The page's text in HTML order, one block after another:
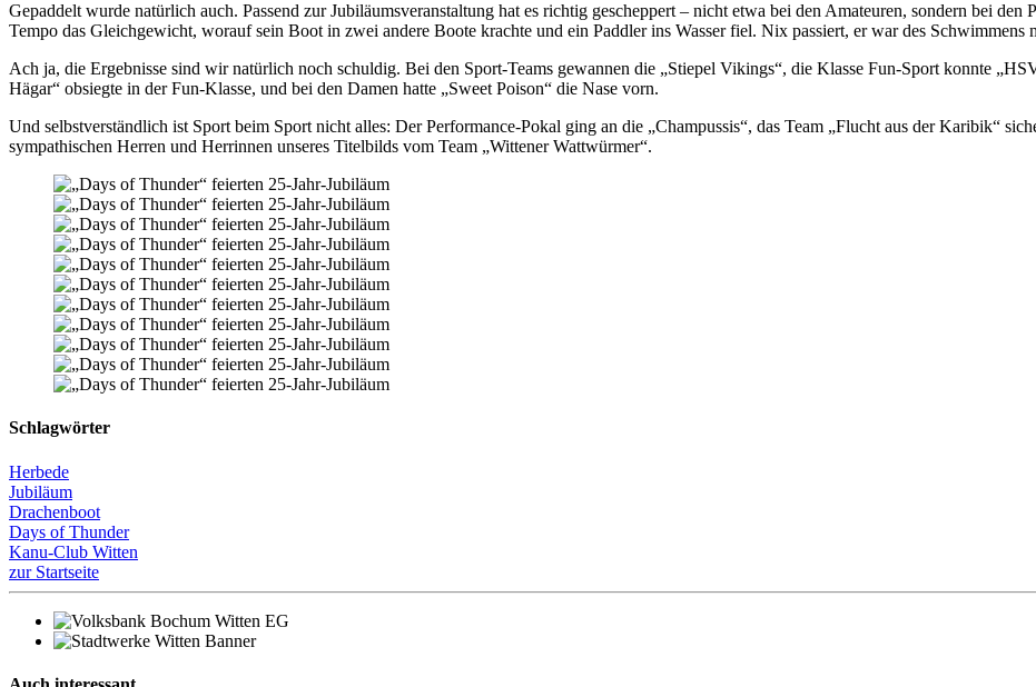
Gepaddelt wurde natürlich auch. Passend zur Jubiläumsveranstaltung hat es richtig gescheppert – nicht etwa bei den Amateuren, sondern bei
Tempo das Gleichgewicht, worauf sein Boot in zwei andere Boote krachte und ein Paddler ins Wasser fiel. Nix passiert, er war des
Ach ja, die Ergebnisse sind wir natürlich noch schuldig. Bei den Sport-Teams gewannen die „Stiepel Vikings“, die Klasse Fun-Sport konnte
Hägar“ obsiegte in der Fun-Klasse, und bei den Damen hatte „Sweet Poison“ die Nase vorn.
Und selbstverständlich ist Sport beim Sport nicht alles: Der Performance-Pokal ging an die „Champussis“, das Team „Flucht aus der Karibik“
sympathischen Herren und Herrinnen unseres Titelbilds vom Team „Wittener Wattwürmer“.
Schlagwörter
Herbede
Jubiläum
Drachenboot
Days of Thunder
Kanu-Club Witten
zur Startseite